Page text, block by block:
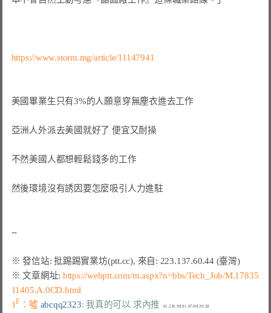
https://www.storm.mg/article/11147941
美國畢業生只有3%的人願意穿無塵衣進去工作
亞洲人外派去美國就好了 便宜又耐操
不然美國人都想輕鬆錢多的工作
然後環境沒有誘因要怎麼吸引人力進駐
※ 發信站: 批踢踢實業坊(ptt.cc), 來自: 223.137.60.44 (臺灣)
※ 文章網址: https://webptt.com/m.aspx?n=bbs/Tech_Job/M.17835
11405.A.0CD.html
1F ：噓 abcqq2323: 我真的可以 求內推